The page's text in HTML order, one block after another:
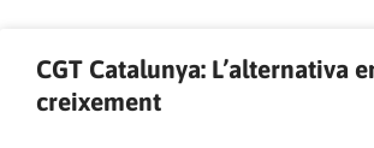
CGT Catalunya: L’alternativa
creixement